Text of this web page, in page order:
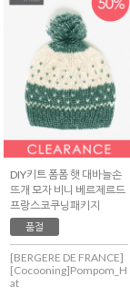
DIY키트 폼폼 햇 대바늘손
뜨개 모자 비니 베르제르드
프랑스코쿠닝패키지
품절
[BERGERE DE FRANCE]
[Cocooning]Pompom_H
at